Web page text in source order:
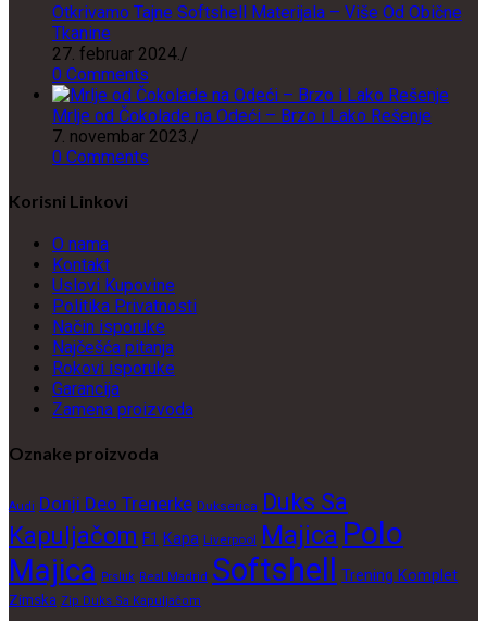
Otkrivamo Tajne Softshell Materijala – Više Od Obične
Tkanine
27. februar 2024. /
0 Comments
Mrlje od Čokolade na Odeći – Brzo i Lako Rešenje
7. novembar 2023. /
0 Comments
Korisni Linkovi
O nama
Kontakt
Uslovi Kupovine
Politika Privatnosti
Način isporuke
Najčešća pitanja
Rokovi isporuke
Garancija
Zamena proizvoda
Oznake proizvoda
Audi Donji Deo Trenerke Dukserica Duks Sa
Kapuljačom F1 Kapa Liverpool Majica Polo
Majica Prsluk Real Madrid Softshell Trening Komplet
Zimska Zip Duks Sa Kapuljačom